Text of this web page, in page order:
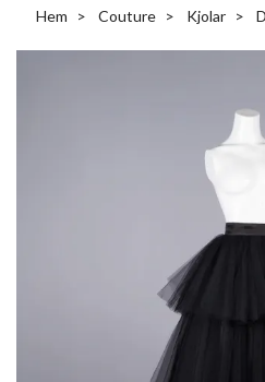
Hem Couture Kjolar